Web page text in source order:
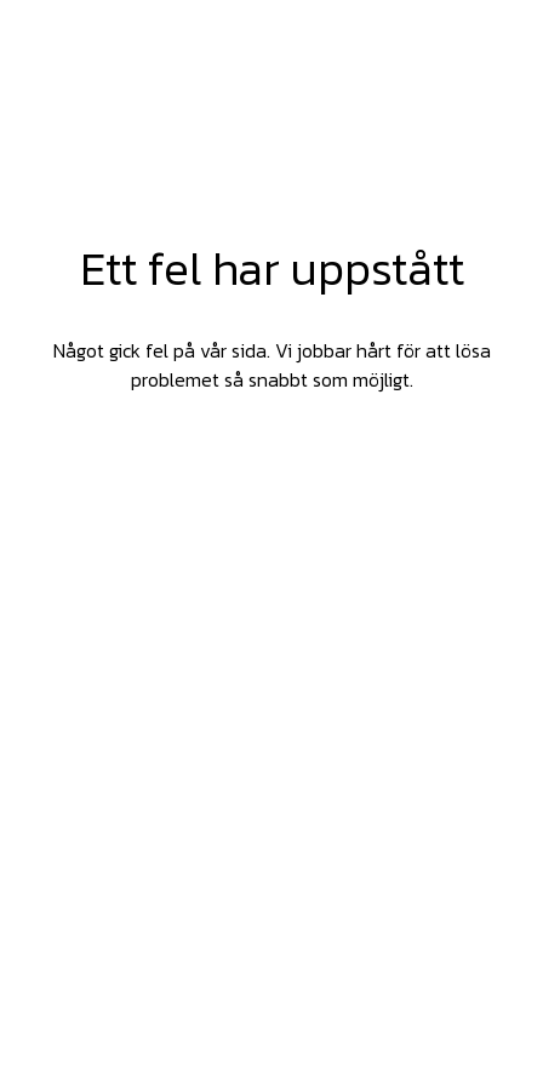
Ett fel har uppstått
Något gick fel på vår sida. Vi jobbar hårt för att lösa
problemet så snabbt som möjligt.